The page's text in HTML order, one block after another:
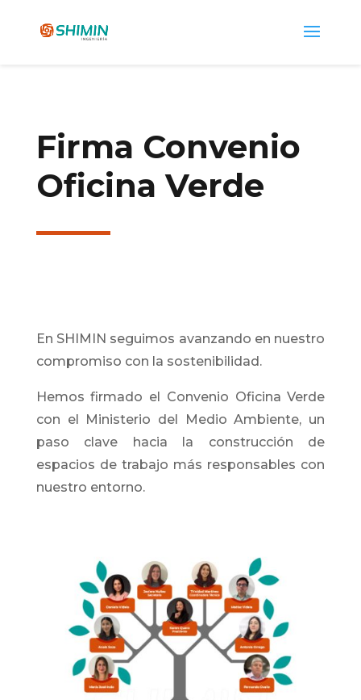
Firma Convenio
Oficina Verde
En SHIMIN seguimos avanzando en nuestro
compromiso con la sostenibilidad.
Hemos firmado el Convenio Oficina Verde
con el Ministerio del Medio Ambiente, un
paso clave hacia la construcción de
espacios de trabajo más responsables con
nuestro entorno.